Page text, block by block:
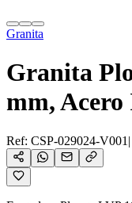
Granita
Granita
mm,
Ref: CSP-029024-V001 |